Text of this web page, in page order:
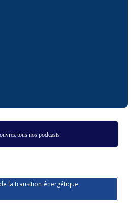
tous nos podcasts
la transition énergétique